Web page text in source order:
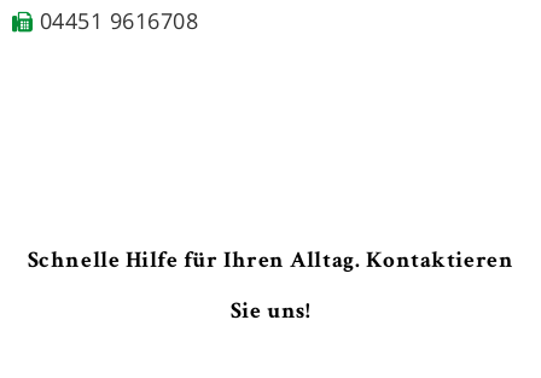
04451 9616708
Schnelle Hilfe für Ihren Alltag. Kontaktieren
Sie uns!